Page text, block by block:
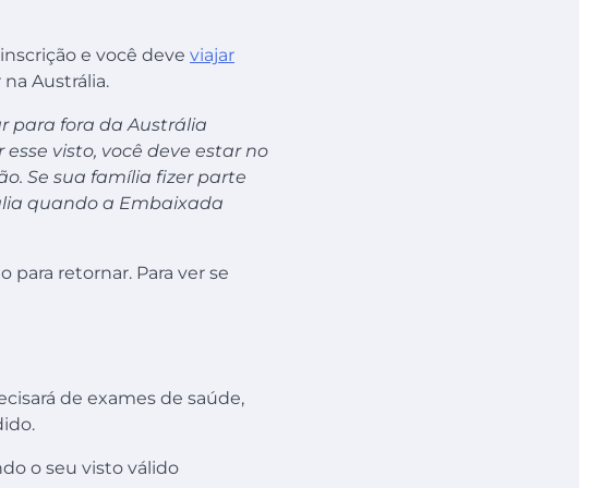
e você deve viajar
Austrália.
para fora da Austrália
visto, você deve estar no
Se sua família fizer parte
quando a Embaixada
para retornar. Para ver se
de exames de saúde,
o seu visto válido